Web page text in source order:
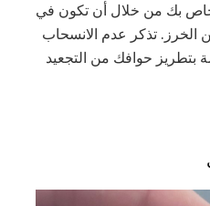
بك من خلال أن تكون في
الخرز. تذكر عدم الانسحاب
بتطريز حوافك من التجعيد